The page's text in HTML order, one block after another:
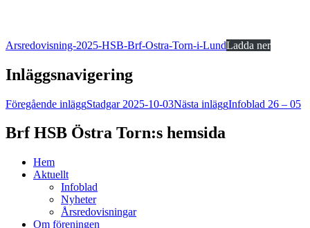
Arsredovisning-2025-HSB-Brf-Ostra-Torn-i-LundLadda ner
Inläggsnavigering
Föregående inläggStadgar 2025-10-03Nästa inläggInfoblad 26 – 05
Brf HSB Östra Torn:s hemsida
Hem
Aktuellt
Infoblad
Nyheter
Årsredovisningar
Om föreningen